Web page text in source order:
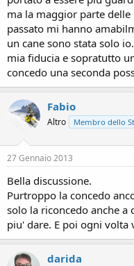
ma la maggior parte
passato mi hanno
un cane sono stata solo
mia fiducia e sopratutto
concedo una seconda
Fabio
Altro Membro dello
27 Gennaio 2013
Bella discussione.
Purtroppo la concedo
solo la riconcedo anche
piu' dare. E poi ogni volta
darida